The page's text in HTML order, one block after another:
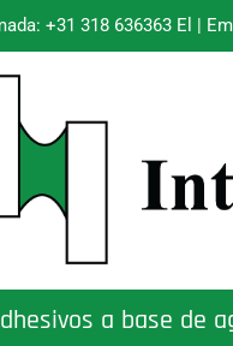
+31 318 636363 El |
a base de